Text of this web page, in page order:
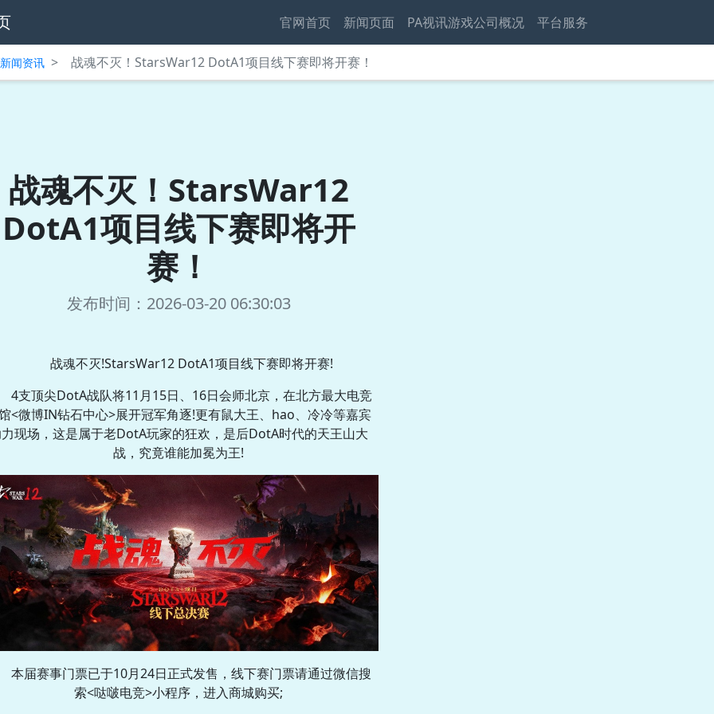
官网首页 新闻页面 PA视讯游戏公司概况 平台服务
闻资讯 > 战魂不灭！StarsWar12 DotA1项目线下赛即将开赛！
战魂不灭！StarsWar12
DotA1项目线下赛即将开
赛！
发布时间：2026-03-20 06:30:03
战魂不灭!StarsWar12 DotA1项目线下赛即将开赛!
4支顶尖DotA战队将11月15日、16日会师北京，在北方最大电竞
<微博IN钻石中心>展开冠军角逐!更有鼠大王、hao、冷冷等嘉宾
现场，这是属于老DotA玩家的狂欢，是后DotA时代的天王山大
战，究竟谁能加冕为王!
本届赛事门票已于10月24日正式发售，线下赛门票请通过微信搜
索<哒啵电竞>小程序，进入商城购买;